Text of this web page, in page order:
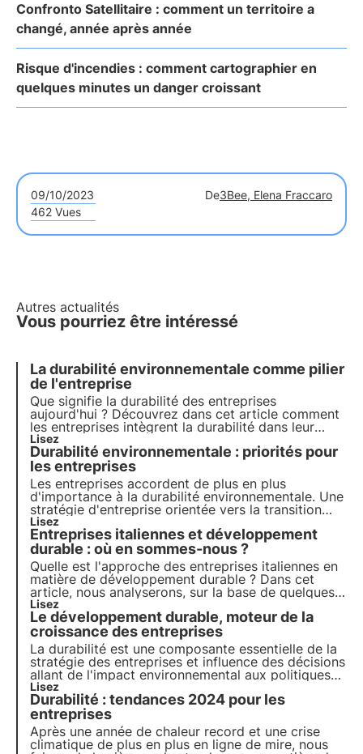
Confronto Satellitaire : comment un territoire a
changé, année après année
Risque d'incendies : comment cartographier en
quelques minutes un danger croissant
09/10/2023 De3Bee, Elena Fraccaro
462 Vues
Autres actualités
Vous pourriez être intéressé
La durabilité environnementale comme pilier
de l'entreprise
Que signifie la durabilité des entreprises
aujourd'hui ? Découvrez dans cet article comment
les entreprises intègrent la durabilité dans leur
stratégie et leur rôle dans la réalisation des
objectifs de l'Agenda 2030. Apprenez-en plus avec
les pilules de l'Oasis, l'académie numérique de
3Bee.
Lisez
Durabilité environnementale : priorités pour
les entreprises
Les entreprises accordent de plus en plus
d'importance à la durabilité environnementale. Une
stratégie d'entreprise orientée vers la transition
écologique n'est pas une option mais une
nécessité. Voyons comment se l'approprier pour
croître et dynamiser l'économie.
Lisez
Entreprises italiennes et développement
durable : où en sommes-nous ?
Quelle est l'approche des entreprises italiennes en
matière de développement durable ? Dans cet
article, nous analyserons, sur la base de quelques
études et recherches, comment la durabilité
devient un levier commercial stratégique, aidant à
gérer les risques et à réduire les coûts.
Lisez
Le développement durable, moteur de la
croissance des entreprises
La durabilité est une composante essentielle de la
stratégie des entreprises et influence des décisions
allant de l'impact environnemental aux politiques
sociales. Cet article explore le rôle de la durabilité
dans le paysage économique, en se référant aux
tendances émergentes parmi les consommateurs
et les entreprises italiennes.
Lisez
Durabilité : tendances 2024 pour les
entreprises
Après une année de chaleur record et une crise
climatique de plus en plus en ligne de mire, nous